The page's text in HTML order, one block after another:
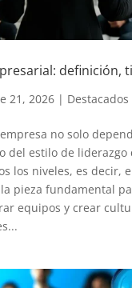
definición,
21, 2026| Destacados
no solo
del estilo de liderazgo
los niveles, es decir,
pieza fundamental
equipos y crear